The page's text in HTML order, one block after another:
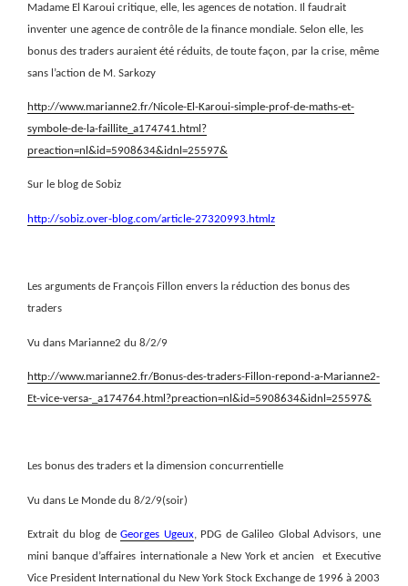
Madame El Karoui critique, elle, les agences de notation. Il faudrait
inventer une agence de contrôle de la finance mondiale. Selon elle, les
bonus des traders auraient été réduits, de toute façon, par la crise, même
sans l’action de M. Sarkozy
http://www.marianne2.fr/Nicole-El-Karoui-simple-prof-de-maths-et-
symbole-de-la-faillite_a174741.html?
preaction=nl&id=5908634&idnl=25597&
Sur le blog de Sobiz
http://sobiz.over-blog.com/article-27320993.htmlz
Les arguments de François Fillon envers la réduction des bonus des
traders
Vu dans Marianne2 du 8/2/9
http://www.marianne2.fr/Bonus-des-traders-Fillon-repond-a-Marianne2-
Et-vice-versa-_a174764.html?preaction=nl&id=5908634&idnl=25597&
Les bonus des traders et la dimension concurrentielle
Vu dans Le Monde du 8/2/9(soir)
Extrait du blog deGeorges Ugeux, PDG de Galileo Global Advisors, une
mini banque d’affaires internationale a New York et ancien
et Executive
Vice President International du New York Stock Exchange de 1996 à 2003